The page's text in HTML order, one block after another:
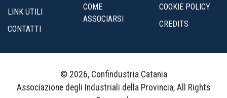
LINK UTILI
CONTATTI
COME
ASSOCIARSI
COOKIE POLICY
CREDITS
© 2026, Confindustria Catania
Associazione degli Industriali della Provincia, All Rights